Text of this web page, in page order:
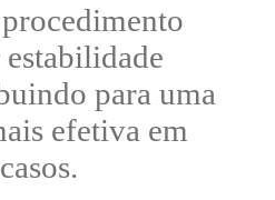
para uma
efetiva em